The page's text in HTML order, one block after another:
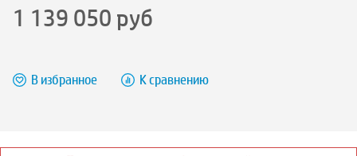
1 139 050 руб
В избранное К сравнению